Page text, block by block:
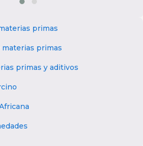
primas
primas
primas y aditivos